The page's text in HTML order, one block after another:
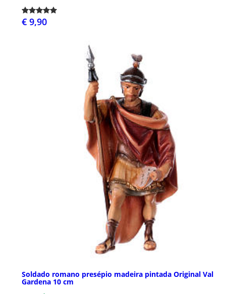
€ 9,90
Soldado romano presépio madeira pintada Original Val
Gardena 10 cm